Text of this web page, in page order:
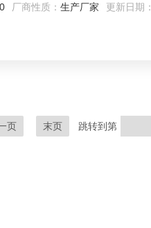
厂商性质： 生产厂家 更新日期：
页 末页 跳转到第